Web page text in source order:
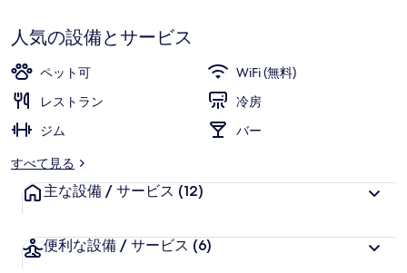
す
人気の設備とサービス
ペット可
WiFi (無料)
レストラン
冷房
ジム
バー
すべて見る
主な設備 / サービス (12)
便利な設備 / サービス (6)